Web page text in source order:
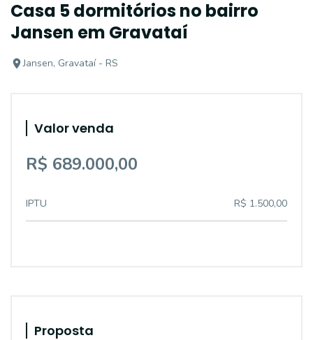
Casa 5 dormitórios no bairro
Jansen em Gravataí
Jansen, Gravataí - RS
Valor venda
R$ 689.000,00
IPTU R$ 1.500,00
Proposta